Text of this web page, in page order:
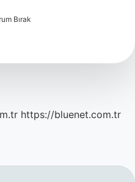
Bırak
https://bluenet.com.tr